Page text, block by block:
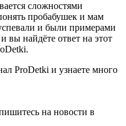
сложностями
пробабушек и мам
и были примерами
вы найдёте ответ на этот
ProDetki и узнаете много
на новости в